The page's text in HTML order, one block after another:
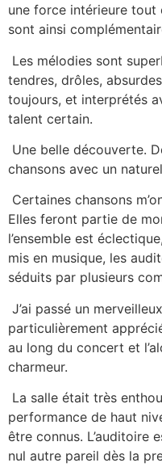
une force intérieure tout
sont ainsi
Les mélodies sont
tendres, drôles,
toujours, et interprétés
talent certain.
Une belle découverte.
chansons avec un
Certaines chansons
Elles feront partie de
l’ensemble est
mis en musique, les
séduits par plusieurs
J’ai passé un
particulièrement
au long du concert et
charmeur.
La salle était très
performance de haut
être connus. L’auditoire
nul autre pareil dès la